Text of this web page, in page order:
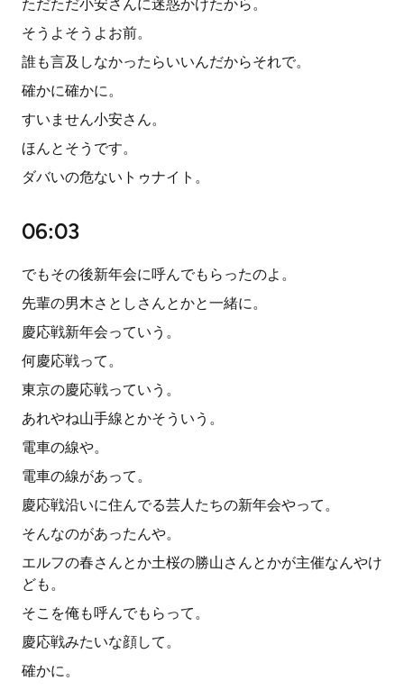
ただただ小安さんに迷惑かけたから。
そうよそうよお前。
誰も言及しなかったらいいんだからそれで。
確かに確かに。
すいません小安さん。
ほんとそうです。
ダバいの危ないトゥナイト。
06:03
でもその後新年会に呼んでもらったのよ。
先輩の男木さとしさんとかと一緒に。
慶応戦新年会っていう。
何慶応戦って。
東京の慶応戦っていう。
あれやね山手線とかそういう。
電車の線や。
電車の線があって。
慶応戦沿いに住んでる芸人たちの新年会やって。
そんなのがあったんや。
エルフの春さんとか土桜の勝山さんとかが主催なんやけ
ども。
そこを俺も呼んでもらって。
慶応戦みたいな顔して。
確かに。